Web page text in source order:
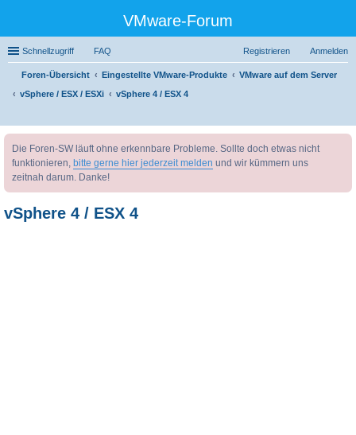
VMware-Forum
Schnellzugriff FAQ Anmelden
Registrieren
Foren-Übersicht Eingestellte VMware-Produkte
VMware auf dem Server
vSphere / ESX / ESXi
vSphere 4 / ESX 4
uc
Die Foren-SW läuft ohne erkennbare Probleme. Sollte doch etwas nicht
funktionieren, bitte gerne hier jederzeit melden und wir kümmern uns
zeitnah darum. Danke!
vSphere 4 / ESX 4